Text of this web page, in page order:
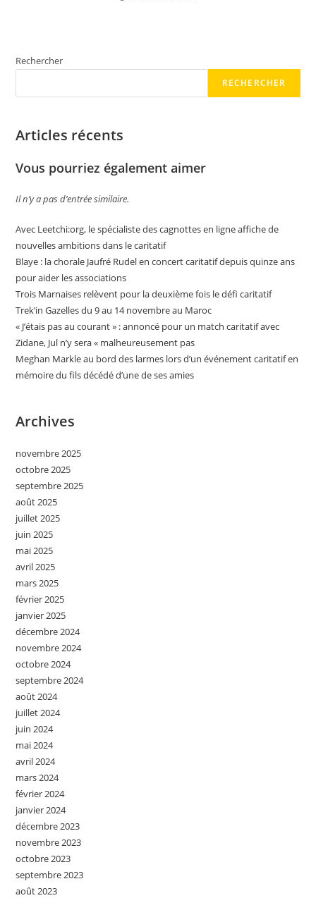
Rechercher
RECHERCHER
Articles récents
Vous pourriez également aimer
Il n’y a pas d’entrée similaire.
Avec Leetchi:org, le spécialiste des cagnottes en ligne affiche de
nouvelles ambitions dans le caritatif
Blaye : la chorale Jaufré Rudel en concert caritatif depuis quinze ans
pour aider les associations
Trois Marnaises relèvent pour la deuxième fois le défi caritatif
Trek’in Gazelles du 9 au 14 novembre au Maroc
« J’étais pas au courant » : annoncé pour un match caritatif avec
Zidane, Jul n’y sera « malheureusement pas
Meghan Markle au bord des larmes lors d’un événement caritatif en
mémoire du fils décédé d’une de ses amies
Archives
novembre 2025
octobre 2025
septembre 2025
août 2025
juillet 2025
juin 2025
mai 2025
avril 2025
mars 2025
février 2025
janvier 2025
décembre 2024
novembre 2024
octobre 2024
septembre 2024
août 2024
juillet 2024
juin 2024
mai 2024
avril 2024
mars 2024
février 2024
janvier 2024
décembre 2023
novembre 2023
octobre 2023
septembre 2023
août 2023